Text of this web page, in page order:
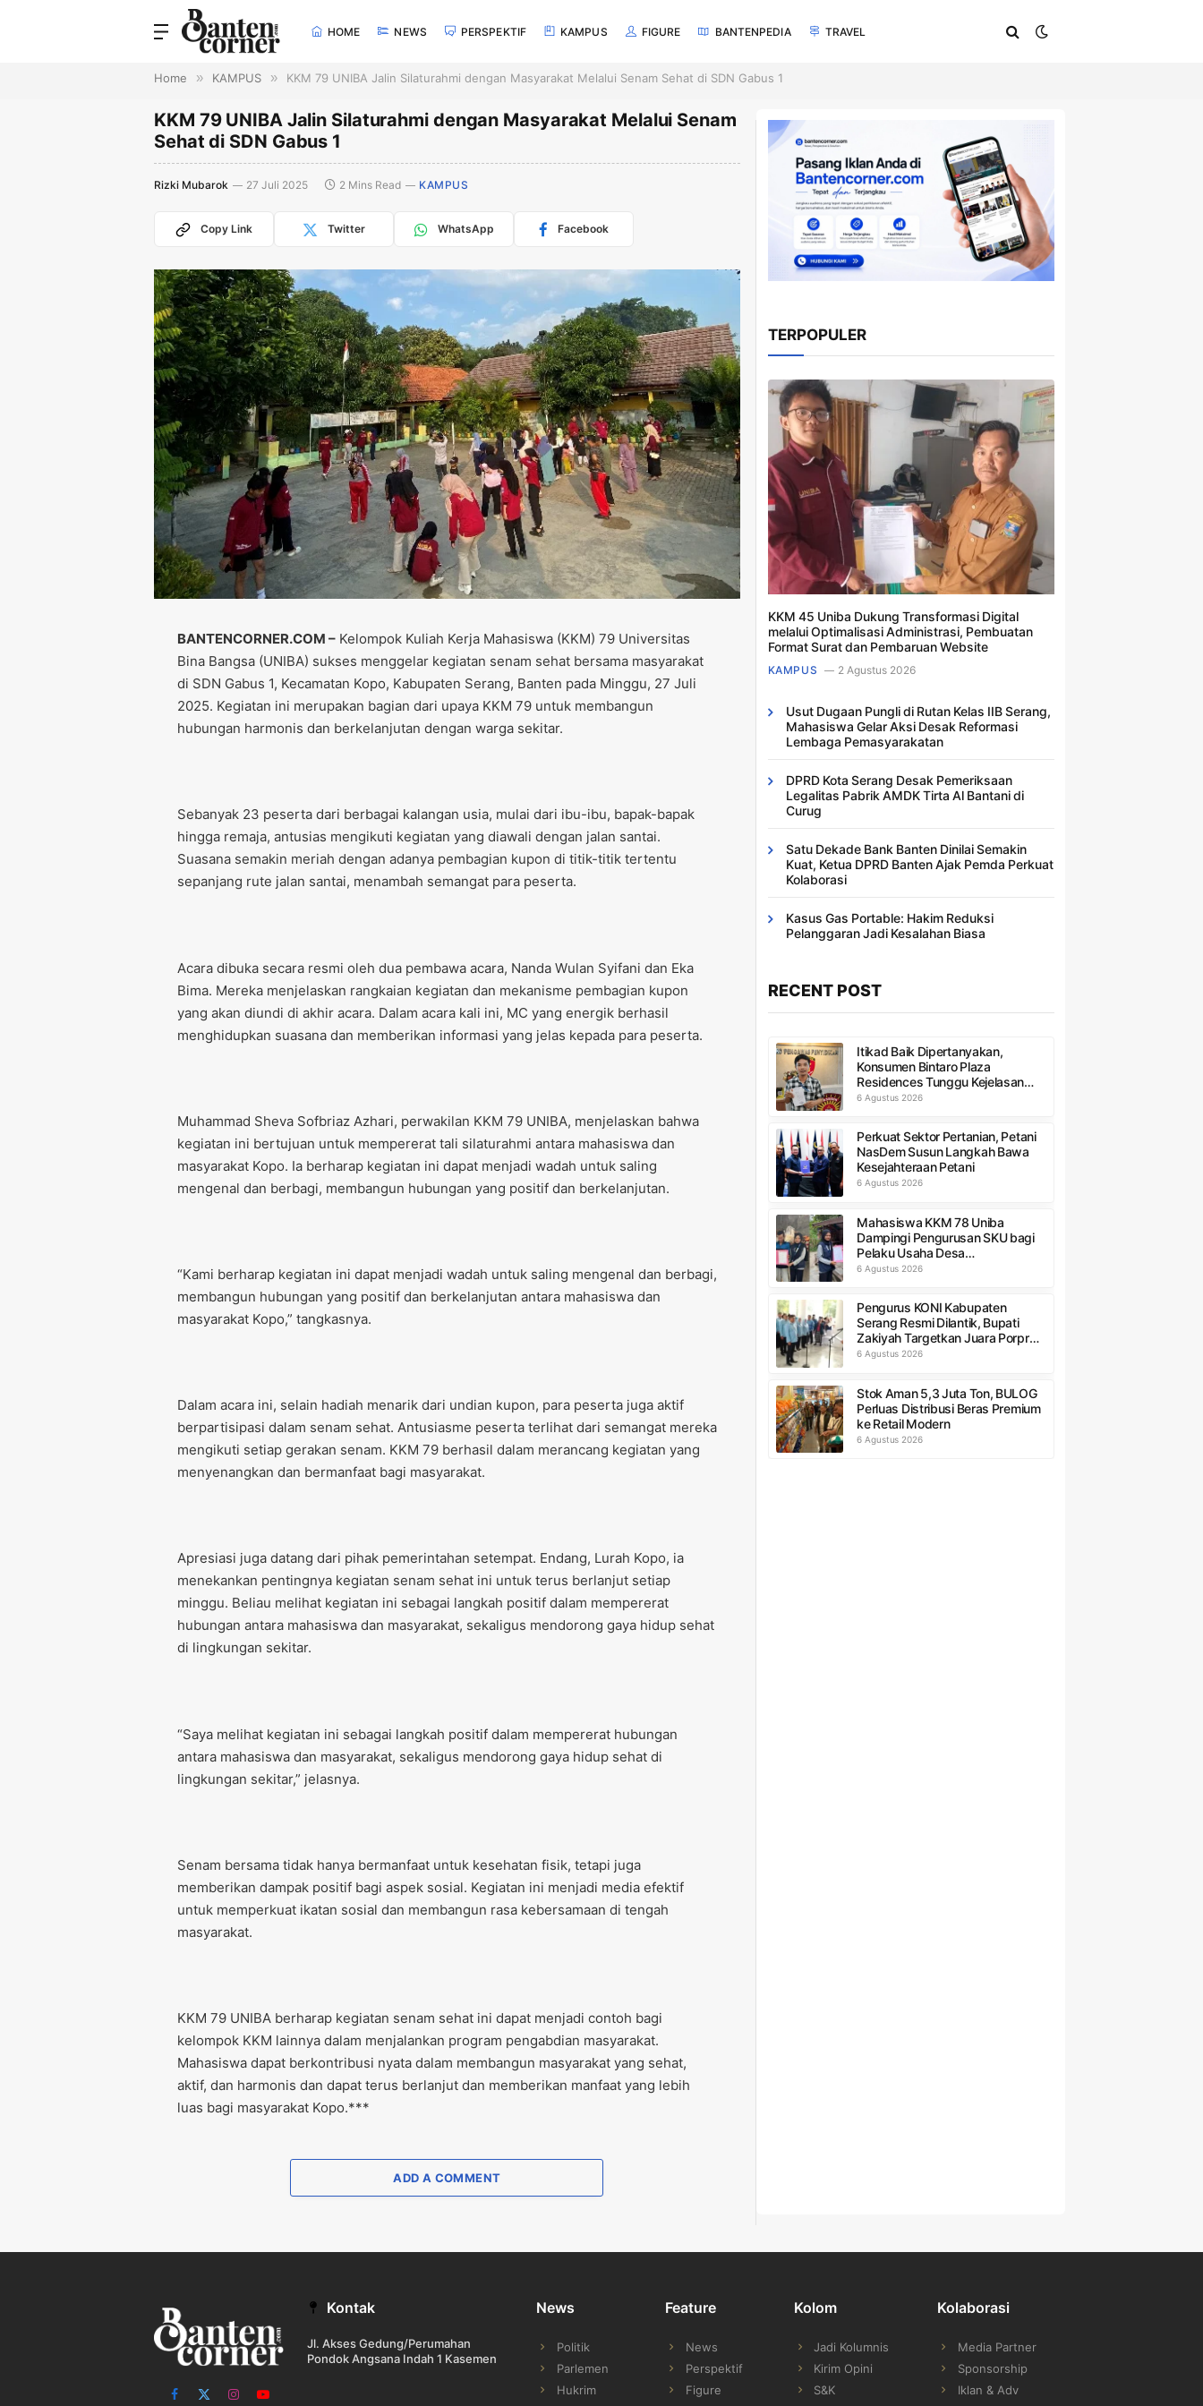
HOME NEWS PERSPEKTIF KAMPUS FIGURE BANTENPEDIA TRAVEL
Home » KAMPUS » KKM 79 UNIBA Jalin Silaturahmi dengan Masyarakat Melalui Senam Sehat di SDN Gabus 1
KKM 79 UNIBA Jalin Silaturahmi dengan Masyarakat Melalui Senam
Sehat di SDN Gabus 1
Rizki Mubarok 27 Juli 2025 2 Mins Read KAMPUS
Copy Link Twitter WhatsApp Facebook
BANTENCORNER.COM –Kelompok Kuliah Kerja Mahasiswa (KKM) 79 Universitas
Bina Bangsa (UNIBA) sukses menggelar kegiatan senam sehat bersama masyarakat
di SDN Gabus 1, Kecamatan Kopo, Kabupaten Serang, Banten pada Minggu, 27 Juli
2025. Kegiatan ini merupakan bagian dari upaya KKM 79 untuk membangun
hubungan harmonis dan berkelanjutan dengan warga sekitar.
Sebanyak 23 peserta dari berbagai kalangan usia, mulai dari ibu-ibu, bapak-bapak
hingga remaja, antusias mengikuti kegiatan yang diawali dengan jalan santai.
Suasana semakin meriah dengan adanya pembagian kupon di titik-titik tertentu
sepanjang rute jalan santai, menambah semangat para peserta.
Acara dibuka secara resmi oleh dua pembawa acara, Nanda Wulan Syifani dan Eka
Bima. Mereka menjelaskan rangkaian kegiatan dan mekanisme pembagian kupon
yang akan diundi di akhir acara. Dalam acara kali ini, MC yang energik berhasil
menghidupkan suasana dan memberikan informasi yang jelas kepada para peserta.
Muhammad Sheva Sofbriaz Azhari, perwakilan KKM 79 UNIBA, menjelaskan bahwa
kegiatan ini bertujuan untuk mempererat tali silaturahmi antara mahasiswa dan
masyarakat Kopo. Ia berharap kegiatan ini dapat menjadi wadah untuk saling
mengenal dan berbagi, membangun hubungan yang positif dan berkelanjutan.
“Kami berharap kegiatan ini dapat menjadi wadah untuk saling mengenal dan berbagi,
membangun hubungan yang positif dan berkelanjutan antara mahasiswa dan
masyarakat Kopo,” tangkasnya.
Dalam acara ini, selain hadiah menarik dari undian kupon, para peserta juga aktif
berpartisipasi dalam senam sehat. Antusiasme peserta terlihat dari semangat mereka
mengikuti setiap gerakan senam. KKM 79 berhasil dalam merancang kegiatan yang
menyenangkan dan bermanfaat bagi masyarakat.
Apresiasi juga datang dari pihak pemerintahan setempat. Endang, Lurah Kopo, ia
menekankan pentingnya kegiatan senam sehat ini untuk terus berlanjut setiap
minggu. Beliau melihat kegiatan ini sebagai langkah positif dalam mempererat
hubungan antara mahasiswa dan masyarakat, sekaligus mendorong gaya hidup sehat
di lingkungan sekitar.
“Saya melihat kegiatan ini sebagai langkah positif dalam mempererat hubungan
antara mahasiswa dan masyarakat, sekaligus mendorong gaya hidup sehat di
lingkungan sekitar,” jelasnya.
Senam bersama tidak hanya bermanfaat untuk kesehatan fisik, tetapi juga
memberikan dampak positif bagi aspek sosial. Kegiatan ini menjadi media efektif
untuk memperkuat ikatan sosial dan membangun rasa kebersamaan di tengah
masyarakat.
KKM 79 UNIBA berharap kegiatan senam sehat ini dapat menjadi contoh bagi
kelompok KKM lainnya dalam menjalankan program pengabdian masyarakat.
Mahasiswa dapat berkontribusi nyata dalam membangun masyarakat yang sehat,
aktif, dan harmonis dan dapat terus berlanjut dan memberikan manfaat yang lebih
luas bagi masyarakat Kopo.***
ADD A COMMENT
TERPOPULER
KKM 45 Uniba Dukung Transformasi Digital
melalui Optimalisasi Administrasi, Pembuatan
Format Surat dan Pembaruan Website
KAMPUS 2 Agustus 2026
Usut Dugaan Pungli di Rutan Kelas IIB Serang,
Mahasiswa Gelar Aksi Desak Reformasi
Lembaga Pemasyarakatan
DPRD Kota Serang Desak Pemeriksaan
Legalitas Pabrik AMDK Tirta Al Bantani di
Curug
Satu Dekade Bank Banten Dinilai Semakin
Kuat, Ketua DPRD Banten Ajak Pemda Perkuat
Kolaborasi
Kasus Gas Portable: Hakim Reduksi
Pelanggaran Jadi Kesalahan Biasa ​
RECENT POST
Itikad Baik Dipertanyakan,
Konsumen Bintaro Plaza
Residences Tunggu Kejelasan
Refund
6 Agustus 2026
Perkuat Sektor Pertanian, Petani
NasDem Susun Langkah Bawa
Kesejahteraan Petani
6 Agustus 2026
Mahasiswa KKM 78 Uniba
Dampingi Pengurusan SKU bagi
Pelaku Usaha Desa
Sumurbandung
6 Agustus 2026
Pengurus KONI Kabupaten
Serang Resmi Dilantik, Bupati
Zakiyah Targetkan Juara Porprov
Banten 2026
6 Agustus 2026
Stok Aman 5,3 Juta Ton, BULOG
Perluas Distribusi Beras Premium
ke Retail Modern
6 Agustus 2026
Facebook
X InstagramYouTube
Kontak
Jl. Akses Gedung/Perumahan
Pondok Angsana Indah 1 Kasemen
News
Politik
Parlemen
Hukrim
Feature
News
Perspektif
Figure
Kolom
Jadi Kolumnis
Kirim Opini
S&K
Kolaborasi
Media Partner
Sponsorship
Iklan & Adv